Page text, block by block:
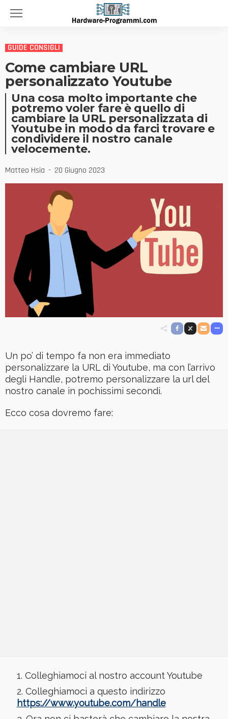
GUIDE CONSIGLI
Come cambiare URL
personalizzato Youtube
Una cosa molto importante che
potremo voler fare è quello di
cambiare la URL personalizzata di
Youtube in modo da farci trovare e
condividere il nostro canale
velocemente.
Matteo Hsia 20 Giugno 2023
Un po’ di tempo fa non era immediato
personalizzare la URL di Youtube, ma con l’arrivo
degli Handle, potremo personalizzare la url del
nostro canale in pochissimi secondi.
Ecco cosa dovremo fare:
Colleghiamoci al nostro account Youtube
Colleghiamoci a questo indirizzo
https://www.youtube.com/handle